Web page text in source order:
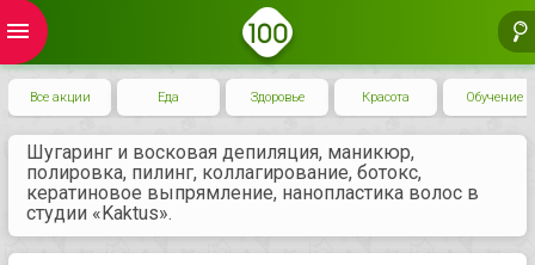
menu
Все акции Еда Здоровье Красота Обучение
Шугаринг и восковая депиляция, маникюр,
полировка, пилинг, коллагирование, ботокс,
кератиновое выпрямление, нанопластика волос в
студии «Kaktus».